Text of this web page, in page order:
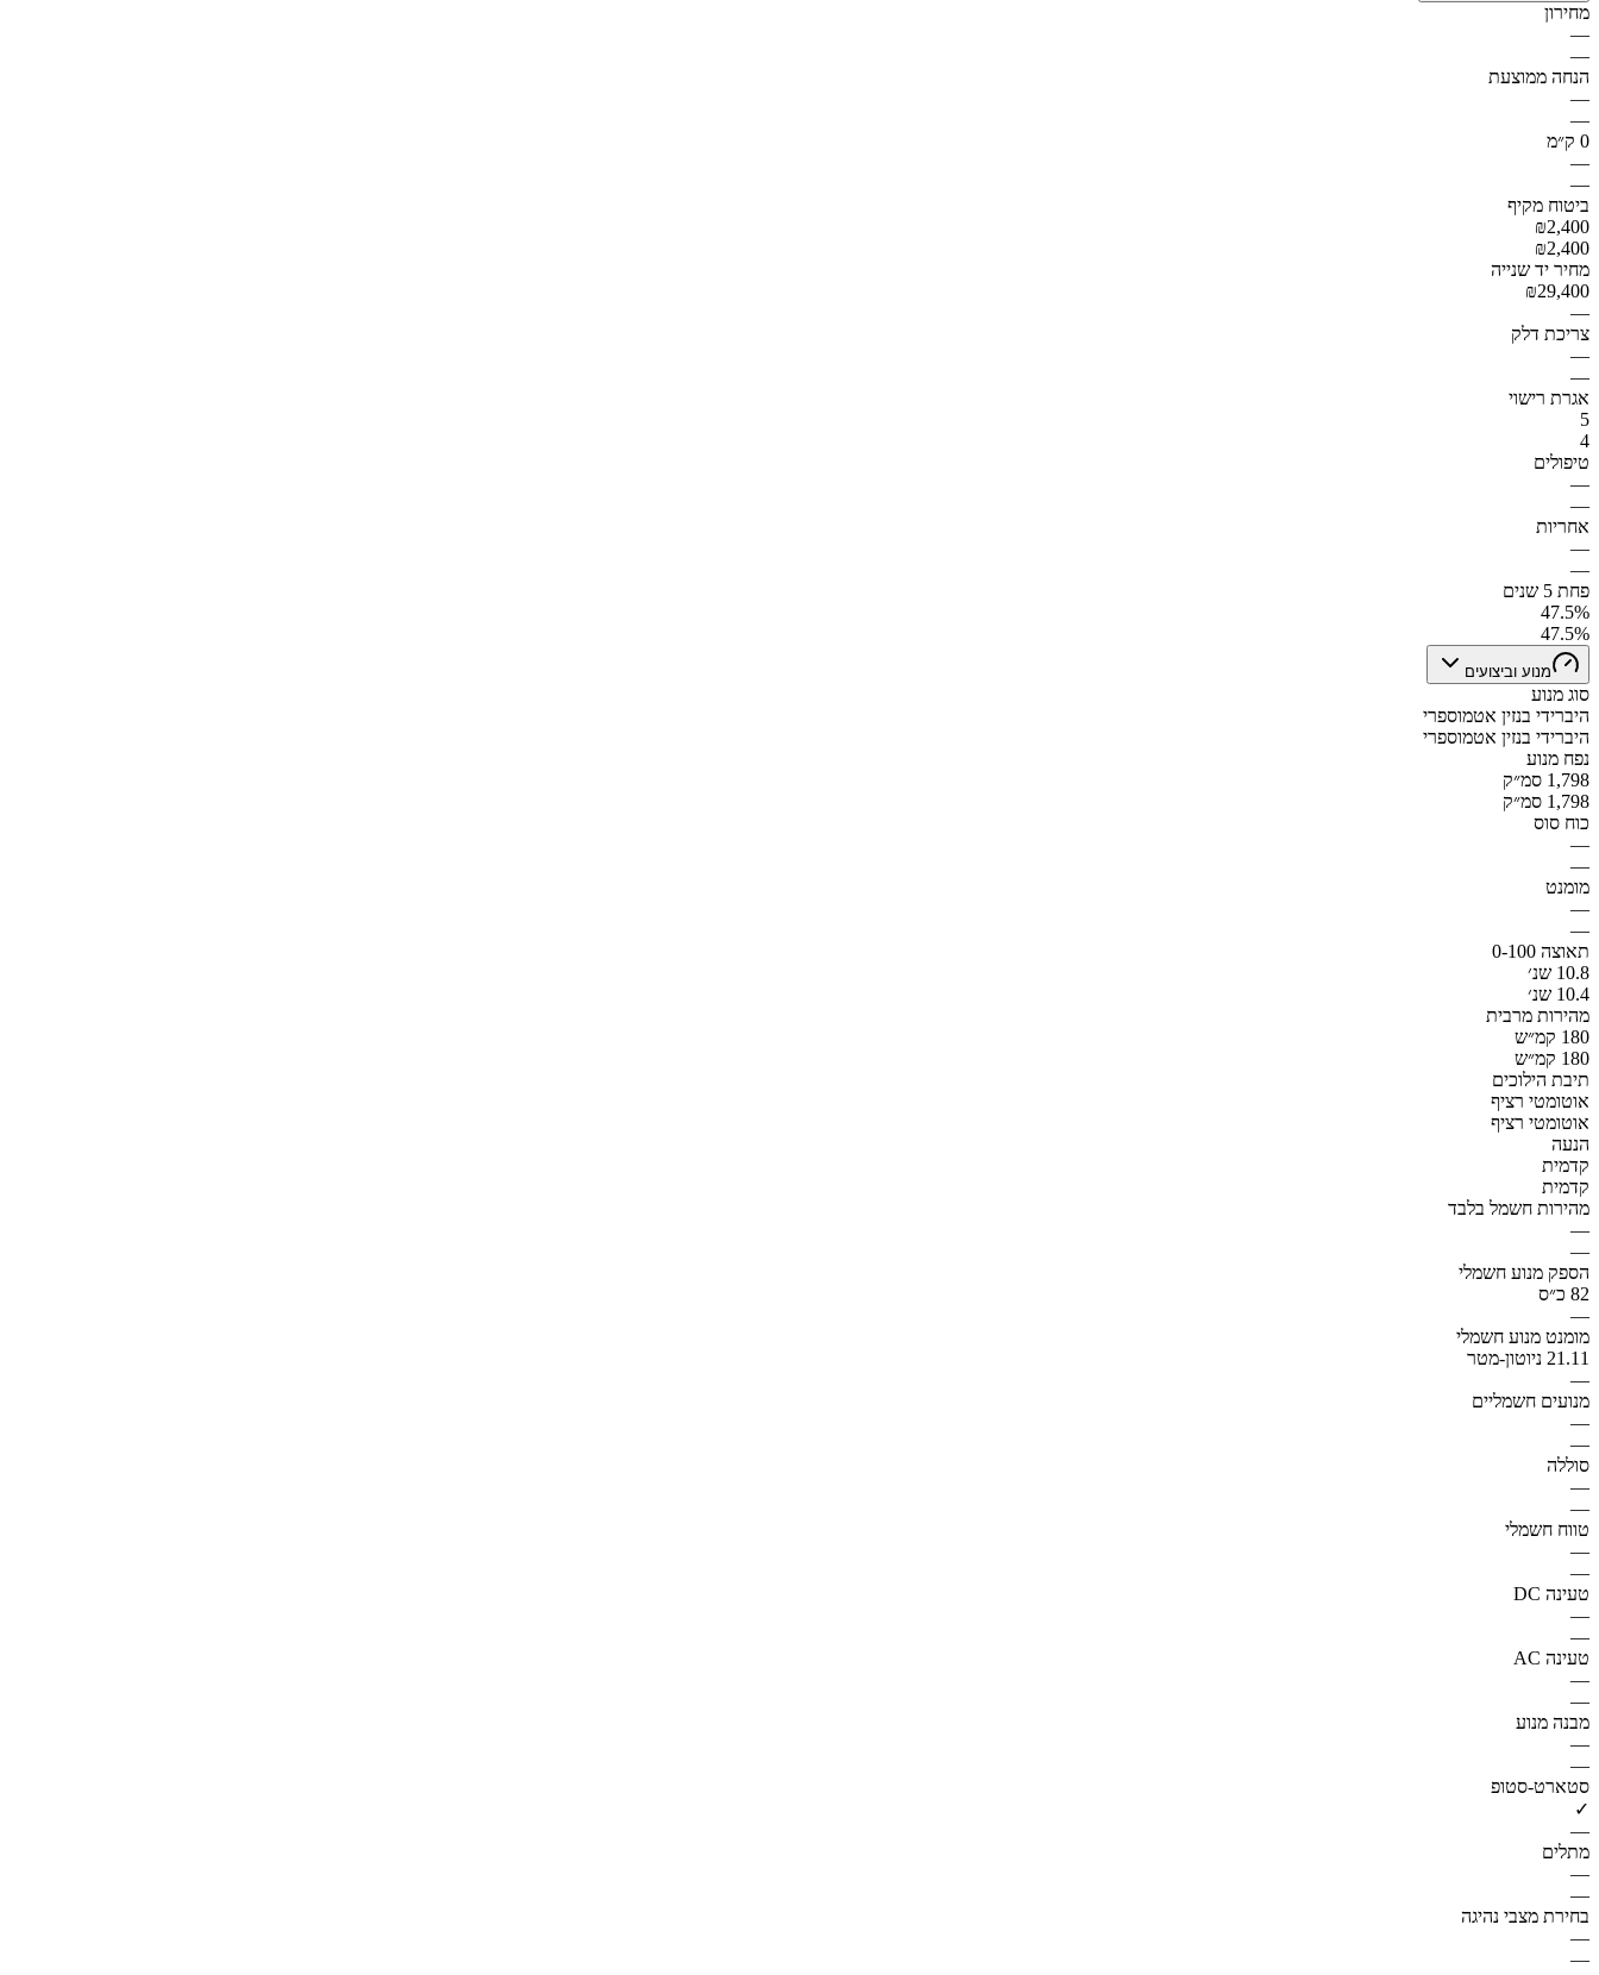
מחירון
—
—
הנחה ממוצעת
—
—
0 ק״מ
—
—
ביטוח מקיף
₪2,400
₪2,400
מחיר יד שנייה
₪29,400
—
צריכת דלק
—
—
אגרת רישוי
5
4
טיפולים
—
—
אחריות
—
—
פחת 5 שנים
47.5%
47.5%
מנוע וביצועים
סוג מנוע
היברידי בנזין אטמוספרי
היברידי בנזין אטמוספרי
נפח מנוע
1,798 סמ״ק
1,798 סמ״ק
כוח סוס
—
—
מומנט
—
—
תאוצה 0-100
10.8 שנ׳
10.4 שנ׳
מהירות מרבית
180 קמ״ש
180 קמ״ש
תיבת הילוכים
אוטומטי רציף
אוטומטי רציף
הנעה
קדמית
קדמית
מהירות חשמל בלבד
—
—
הספק מנוע חשמלי
82 כ״ס
—
מומנט מנוע חשמלי
21.11 ניוטון-מטר
—
מנועים חשמליים
—
—
סוללה
—
—
טווח חשמלי
—
—
טעינה DC
—
—
טעינה AC
—
—
מבנה מנוע
—
—
סטארט-סטופ
✓
—
מתלים
—
—
בחירת מצבי נהיגה
—
—